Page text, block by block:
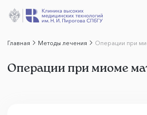
Главная Методы лечения Операции при
Операции при миоме